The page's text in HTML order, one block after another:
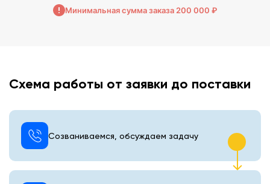
Минимальная сумма заказа 200 000 ₽
Схема работы от заявки до поставки
Созваниваемся, обсуждаем задачу